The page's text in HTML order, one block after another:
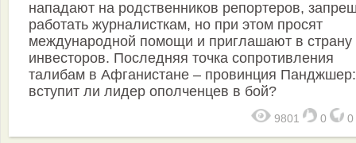
нападают на родственников репортеров,
работать журналисткам, но при этом просят
международной помощи и приглашают в страну
инвесторов. Последняя точка сопротивления
талибам в Афганистане – провинция Панджшер:
вступит ли лидер ополченцев в бой?
9801 0 0